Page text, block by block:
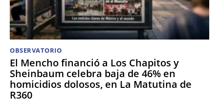
OBSERVATORIO
El Mencho financió a Los Chapitos y
Sheinbaum celebra baja de 46% en
homicidios dolosos, en La Matutina de
R360